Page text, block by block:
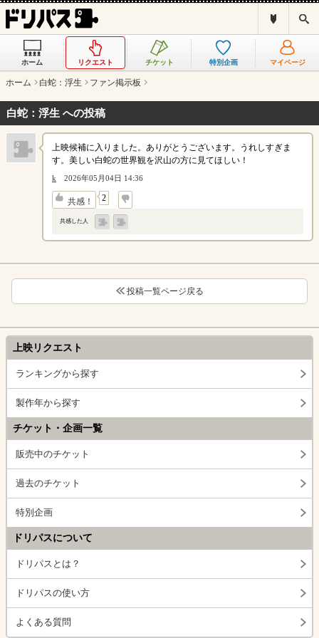
ス
ホーム リクエスト チケット 特別企画 マイページ
ホーム 白蛇：浮生 ファン掲示板
白蛇：浮生 への投稿
上映候補に入りました。ありがとうございます。うれしすぎま
す。美しい白蛇の世界観を沢山の方に見てほしい！
k 2026年05月04日 14:36
共感！ 2
↓
共感した人
投稿一覧ページ戻る
上映リクエスト
ランキングから探す
製作年から探す
チケット・企画一覧
販売中のチケット
過去のチケット
特別企画
ドリパスについて
ドリパスとは？
ドリパスの使い方
よくある質問